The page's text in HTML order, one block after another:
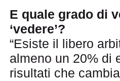
E quale grado di
‘vedere’?
“Esiste il libero
almeno un 20% di
risultati che